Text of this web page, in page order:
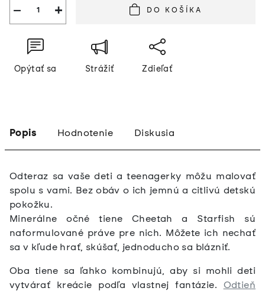
+
− DO KOŠÍKA
Opýtať sa Strážiť Zdieľať
Popis Hodnotenie Diskusia
Odteraz sa vaše deti a teenagerky môžu malovať
spolu s vami. Bez obáv o ich jemnú a citlivú detskú
pokožku.
Minerálne očné tiene Cheetah a Starfish sú
naformulované práve pre nich. Môžete ich nechať
sa v kľude hrať, skúšať, jednoducho sa blázniť.
Oba tiene sa ľahko kombinujú, aby si mohli deti
vytvárať kreácie podľa vlastnej fantázie. Odtieň